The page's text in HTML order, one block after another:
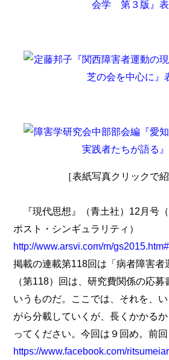
［表紙写真クリックで紹
『現代思想』（青土社）12月号
ポスト・シンギュラリティ）
http://www.arsvi.com/m/
掲載の連載第118回は「病者障害者
（第118）回は、研究費関係の応
いうものだ。ここでは、それを、
がら分載していくが、長くかかる
ってください。今回は９回め。前
https://www.facebook.com/